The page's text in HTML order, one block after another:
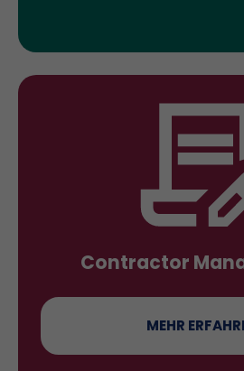
Contractor
MEHR